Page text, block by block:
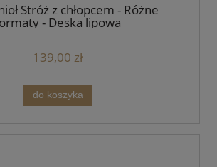
Stróż z chłopcem - Różne
- Deska lipowa
139,00 zł
do koszyka